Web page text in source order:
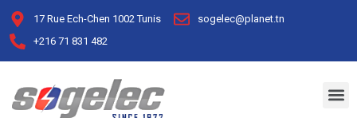
17 Rue Ech-Chen 1002 Tunis
sogelec@planet.tn
+216 71 831 482